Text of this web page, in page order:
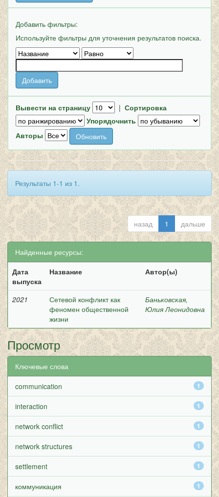
Добавить фильтры:
Используйте фильтры для уточнения результатов поиска.
Вывести на страницу | Сортировка
Упорядочнить
Авторы
Результаты 1-1 из 1.
назад 1 дальше
Найденные ресурсы:
Дата
выпуска
Название Автор(ы)
2021
Сетевой конфликт как
феномен общественной
жизни
Баньковская,
Юлия Леонидовна
Просмотр
Ключевые слова
1
communication
1
interaction
1
network conflict
1
network structures
1
settlement
1
коммуникация